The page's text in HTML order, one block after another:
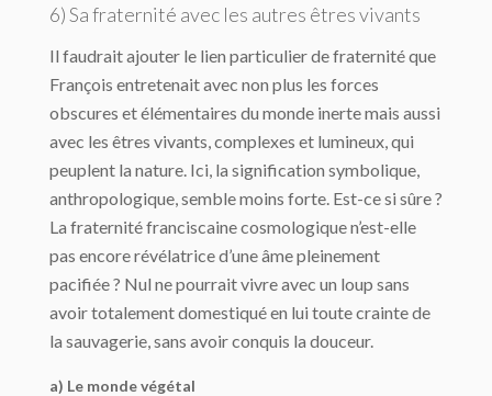
6) Sa fraternité avec les autres êtres vivants
Il faudrait ajouter le lien particulier de fraternité que
François entretenait avec non plus les forces
obscures et élémentaires du monde inerte mais aussi
avec les êtres vivants, complexes et lumineux, qui
peuplent la nature. Ici, la signification symbolique,
anthropologique, semble moins forte. Est-ce si sûre ?
La fraternité franciscaine cosmologique n’est-elle
pas encore révélatrice d’une âme pleinement
pacifiée ? Nul ne pourrait vivre avec un loup sans
avoir totalement domestiqué en lui toute crainte de
la sauvagerie, sans avoir conquis la douceur.
a) Le monde végétal